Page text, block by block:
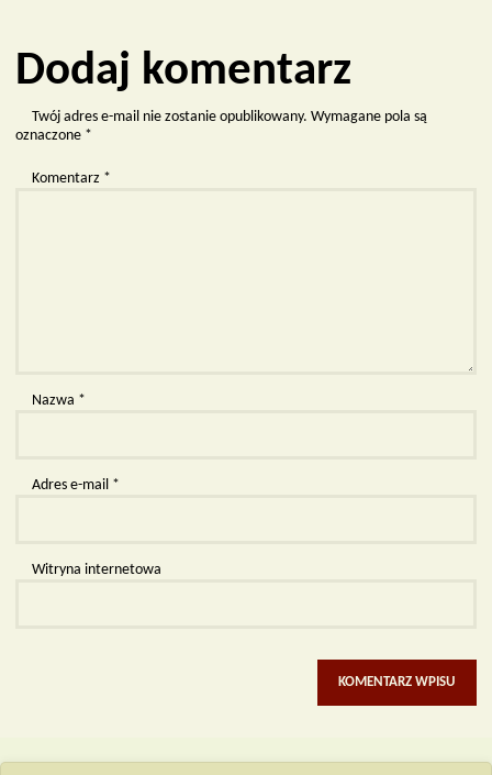
Dodaj komentarz
Twój adres e-mail nie zostanie opublikowany. Wymagane pola są
oznaczone *
Komentarz *
Nazwa *
Adres e-mail *
Witryna internetowa